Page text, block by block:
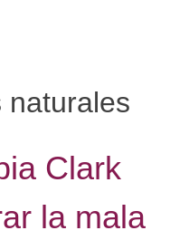
naturales
Clark
la mala